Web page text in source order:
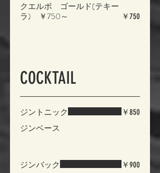
クエルボ ゴールド(テキー
ラ) ￥750～
￥750
COCKTAIL
ジントニック
ジンベース
￥850
ジンバック
￥900